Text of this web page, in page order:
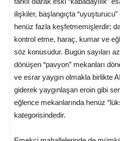
ilişkiler, başlangıçta “uyuşturucu”
henüz fazla keşfetmemişlerdir;
kontrol etme, haraç, kumar ve
söz konusudur. Bugün sayıları
dönüşen “pavyon” mekanları
ve esrar yaygın olmakla birlikte
giderek yaygınlaşan eroin gibi
eğlence mekanlarında henüz
kategorisindedir.